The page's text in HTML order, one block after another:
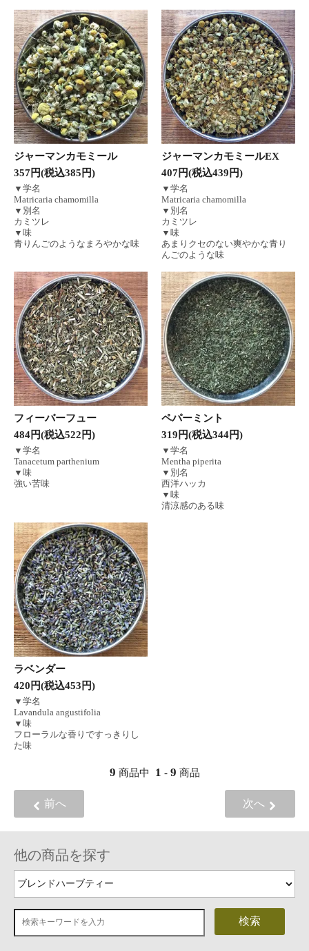
ジャーマンカモミール
357円(税込385円)
▼学名
Matricaria chamomilla
▼別名
カミツレ
▼味
青りんごのようなまろやかな味
ジャーマンカモミールEX
407円(税込439円)
▼学名
Matricaria chamomilla
▼別名
カミツレ
▼味
あまりクセのない爽やかな青り
んごのような味
フィーバーフュー
484円(税込522円)
▼学名
Tanacetum parthenium
▼味
強い苦味
ペパーミント
319円(税込344円)
▼学名
Mentha piperita
▼別名
西洋ハッカ
▼味
清涼感のある味
ラベンダー
420円(税込453円)
▼学名
Lavandula angustifolia
▼味
フローラルな香りですっきりし
た味
9 商品中 1 -9 商品
前へ 次へ
他の商品を探す
検索